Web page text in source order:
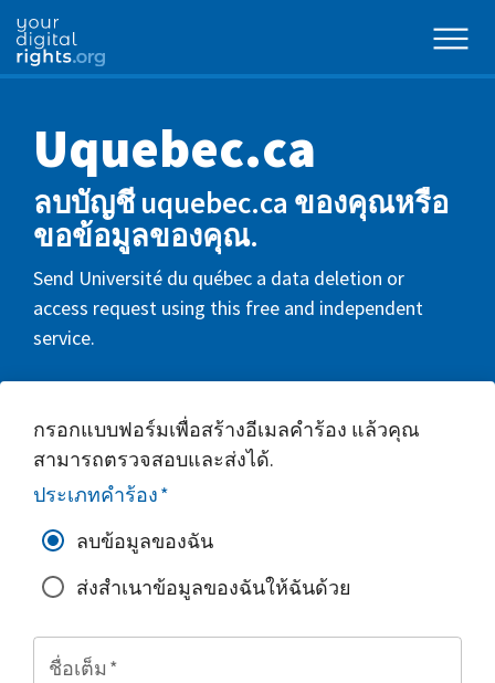
Uquebec.ca
ลบบัญชี uquebec.ca ของคุณหรือ
ขอข้อมูลของคุณ.
Send Université du québec a data deletion or
access request using this free and independent
service.
กรอกแบบฟอร์มเพื่อสร้างอีเมลคำร้อง แล้วคุณ
สามารถตรวจสอบและส่งได้.
ประเภทคำร้อง*
ลบข้อมูลของฉัน
ส่งสำเนาข้อมูลของฉันให้ฉันด้วย
ชื่อเต็ม *